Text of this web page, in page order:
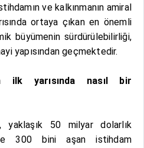
ve kalkınmanın amiral
ortaya çıkan en önemli
büyümenin sürdürülebilirliği,
yapısından geçmektedir.
ilk yarısında nasıl bir
yaklaşık 50 milyar dolarlık
300 bini aşan istihdam